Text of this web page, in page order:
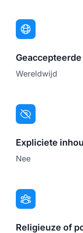
Wereldwijd
Expliciete
Nee
Religieuze of